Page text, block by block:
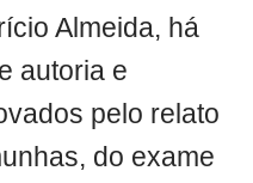
Almeida, há
autoria e
pelo relato
do exame